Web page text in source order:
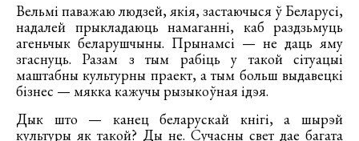
Вельмі паважаю людзей, якія, застаючыся ў Беларусі,
надалей прыкладаюць намаганні, каб раздзьмуць
агеньчык беларушчыны. Прынамсі — не даць яму
згаснуць. Разам з тым рабіць у такой сітуацыі
маштабны культурны праект, а тым больш выдавецкі
бізнес — мякка кажучы рызыкоўная ідэя.
Дык што — канец беларускай кнігі, а шырэй
культуры як такой? Ды не. Сучасны свет дае багата